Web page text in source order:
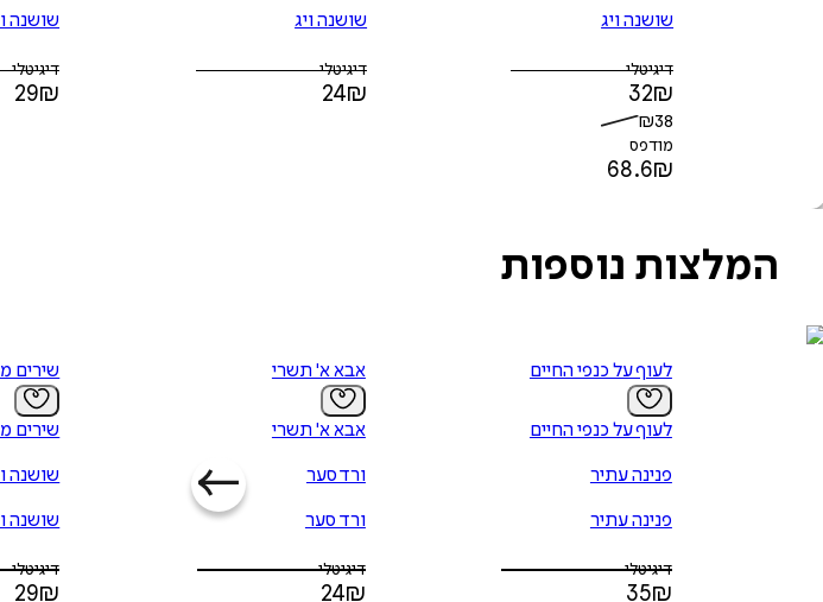
שושנה ויג
דיגיטלי
32₪
₪38
מודפס
68.6₪
שושנה ויג
דיגיטלי
24₪
שושנה
דיגיטלי
29₪
המלצות נוספות
לעוף על כנפי החיים
לעוף על כנפי החיים
פנינה עתיר
פנינה עתיר
דיגיטלי
35₪
אבא א' תשרי
אבא א' תשרי
ורד סער
ורד סער
דיגיטלי
24₪
שירים
שירים
שושנה
שושנה
דיגיטלי
29₪